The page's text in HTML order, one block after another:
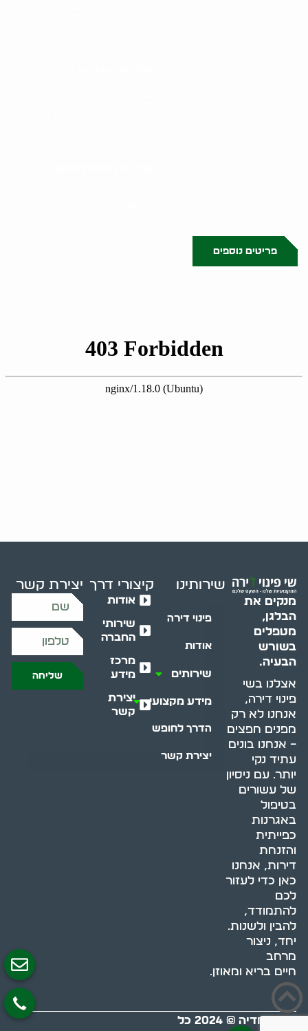
פריטים נוספים
מנקים את
הבלגן,
מטפלים
בשורש
הבעיה.
אצלנו בשי
פינוי דירה,
אנחנו לא רק
מפנים חפצים
– אנחנו בונים
עתיד נקי
יותר. עם ניסיון
של עשורים
בטיפול
באגרנות
כפייתית
והזנחת
דירות, אנחנו
כאן כדי לעזור
לכם
להתמודד,
להבין ולשנות.
יחד, ניצור
מרחב
חיים בריא ומאוזן.
שירותינו
פינוי דירה
אודות
שירותים
מידע מקצועי
הדרך לחופש
יצירת קשר
קיצורי דרך
אודות
שירותי
החברה
מרכז
מידע
יצירת
קשר
יצירת קשר
שליחה
בוסט מדיה © 2024 כל